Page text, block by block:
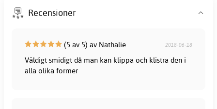
Recensioner
(5 av 5) av Nathalie 2018-06-18
Väldigt smidigt då man kan klippa och klistra den i
alla olika former